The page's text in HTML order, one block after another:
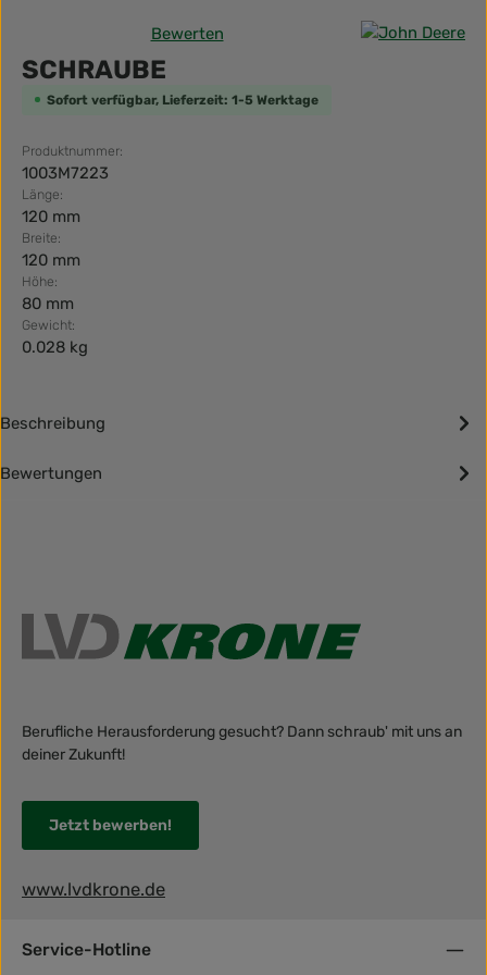
Durchschnittliche Bewertung von 0 von 5 Sternen
Bewerten
SCHRAUBE
Sofort verfügbar, Lieferzeit: 1-5 Werktage
Produktnummer:
1003M7223
Länge:
120 mm
Breite:
120 mm
Höhe:
80 mm
Gewicht:
0.028 kg
Beschreibung
Bewertungen
Berufliche Herausforderung gesucht? Dann schraub' mit uns an
deiner Zukunft!
Jetzt bewerben!
www.lvdkrone.de
Service-Hotline